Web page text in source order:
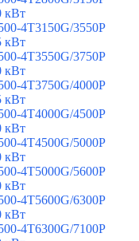
кВт
4T3150G/3550P
кВт
4T3550G/3750P
кВт
4T3750G/4000P
кВт
4T4000G/4500P
кВт
4T4500G/5000P
кВт
4T5000G/5600P
кВт
4T5600G/6300P
кВт
4T6300G/7100P